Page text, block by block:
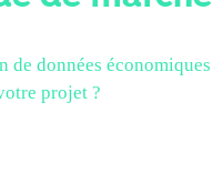
de données économiques
projet ?